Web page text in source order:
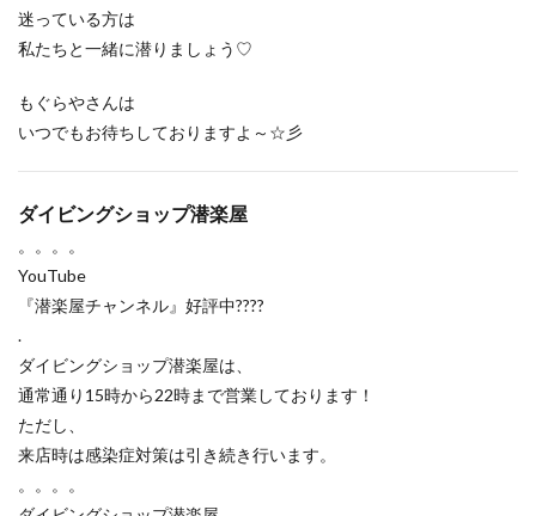
迷っている方は
私たちと一緒に潜りましょう♡
もぐらやさんは
いつでもお待ちしておりますよ～☆彡
ダイビングショップ潜楽屋
。。。。
YouTube
『潜楽屋チャンネル』好評中????
.
ダイビングショップ潜楽屋は、
通常通り15時から22時まで営業しております！
ただし、
来店時は感染症対策は引き続き行います。
。。。。